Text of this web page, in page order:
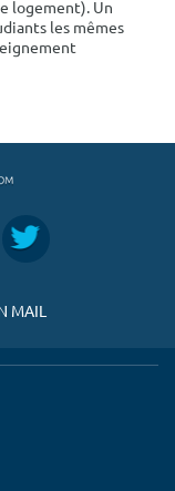
logement). Un
les mêmes
MAIL